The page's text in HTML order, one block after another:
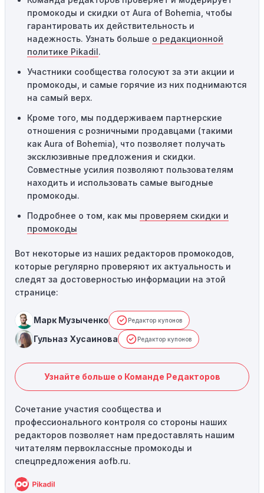
использования. Если код уже был использован кем-то
другим, он не будет действовать повторно.
Технические сбои:
привести к неработоспособности кодов промокодов. В
таких случаях следует обратиться за помощью в
службу поддержки.
промокоды и скидки от Aura of Bohemia, чтобы
гарантировать их действительность и
надежность. Узнать больше о редакционной
политике Pikadil.
Участники сообщества голосуют за эти акции и
промокоды, и самые горячие из них поднимаются
на самый верх.
Кроме того, мы поддерживаем партнерские
отношения с розничными продавцами (такими
как Aura of Bohemia), что позволяет получать
эксклюзивные предложения и скидки.
Совместные усилия позволяют пользователям
находить и использовать самые выгодные
промокоды.
Подробнее о том, как мы проверяем скидки и
промокоды
Вот некоторые из наших редакторов промокодов,
которые регулярно проверяют их актуальность и
следят за достоверностью информации на этой
странице:
Марк Музыченко Редактор купонов
Гульназ Хусаинова Редактор купонов
Узнайте больше о Команде Редакторов
Сочетание участия сообщества и
профессионального контроля со стороны наших
редакторов позволяет нам предоставлять нашим
читателям первоклассные промокоды и
спецпредложения aofb.ru.